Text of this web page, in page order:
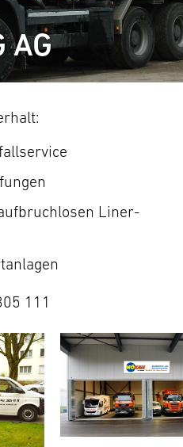
AG
Liner-
111